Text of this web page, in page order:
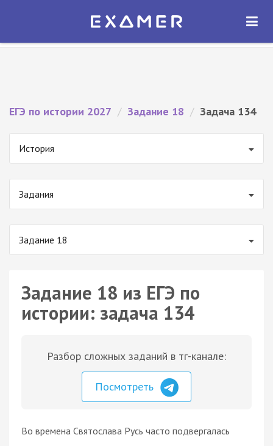
Экзамер — ЕГЭ 2027
ОТКРЫТЬ
ЕГЭ по истории 2027 / Задание 18 / Задача 134
История
Задания
Задание 18
Задание 18 из ЕГЭ по
истории: задача 134
Разбор сложных заданий в тг-канале:
Посмотреть
Во времена Святослава Русь часто подвергалась